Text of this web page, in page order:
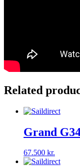
Related
Grand
67.500 kr.